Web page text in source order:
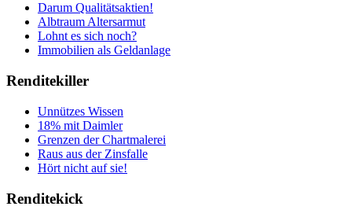
Darum Qualitätsaktien!
Albtraum Altersarmut
Lohnt es sich noch?
Immobilien als Geldanlage
Renditekiller
Unnützes Wissen
18% mit Daimler
Grenzen der Chartmalerei
Raus aus der Zinsfalle
Hört nicht auf sie!
Renditekick